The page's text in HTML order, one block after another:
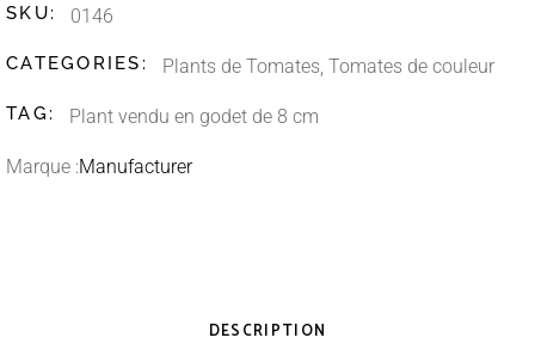
SKU: 0146
CATEGORIES: Plants de Tomates, Tomates de couleur
TAG: Plant vendu en godet de 8 cm
Marque :Manufacturer
DESCRIPTION